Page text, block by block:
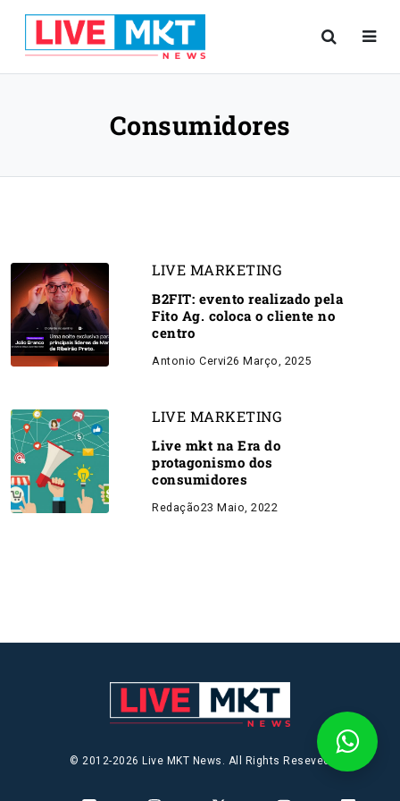
Consumidores
LIVE MARKETING
B2FIT: evento realizado pela
Fito Ag. coloca o cliente no
centro
Antonio Cervi26 Março, 2025
LIVE MARKETING
Live mkt na Era do
protagonismo dos
consumidores
Redação23 Maio, 2022
© 2012-2026 Live MKT News. All Rights Reseved